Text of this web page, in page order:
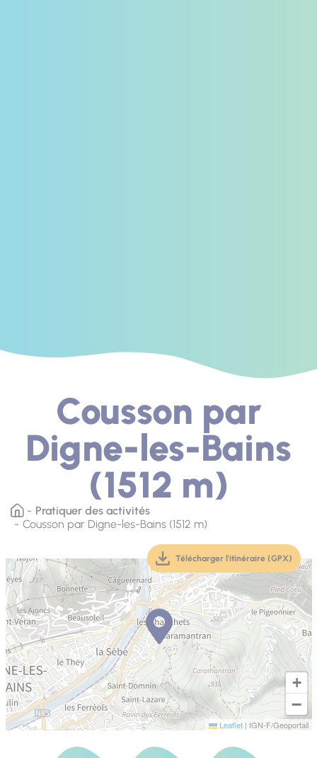
Cousson par
Digne-les-Bains
(1512 m)
Pratiquer des activités
Cousson par Digne-les-Bains (1512 m)
+
−
Leaflet | IGN-F/Geoportail
Télécharger l'itinéraire (GPX)
(téléchargement,